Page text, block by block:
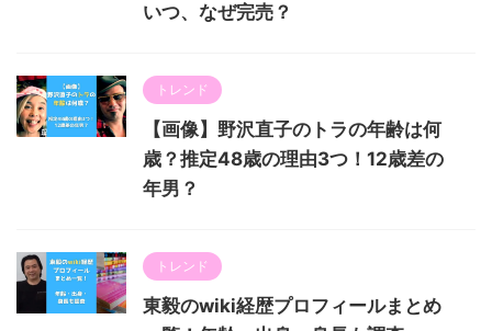
いつ、なぜ完売？
トレンド
【画像】野沢直子のトラの年齢は何
歳？推定48歳の理由3つ！12歳差の
年男？
トレンド
東毅のwiki経歴プロフィールまとめ